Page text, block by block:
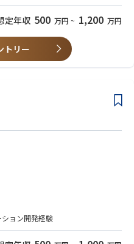
定年収 500 万円 ~ 1,200 万円
トリー
ョン開発経験